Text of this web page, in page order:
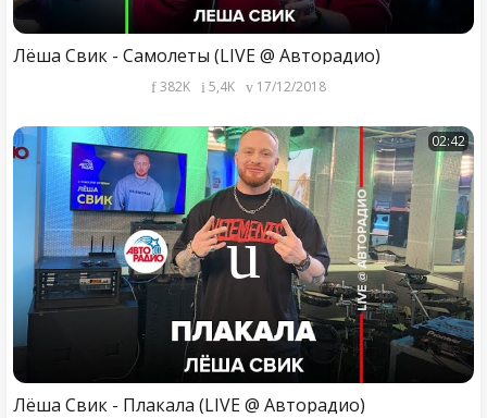
Лёша Свик - Самолеты (LIVE @ Авторадио)
382K 5,4K 17/12/2018
02:42
Лёша Свик - Плакала (LIVE @ Авторадио)